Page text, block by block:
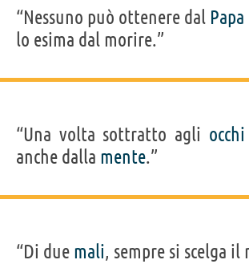
“Nessuno può ottenere dal Papa
lo esima dal morire.”
“Una volta sottratto agli occhi
anche dalla mente.”
“Di due mali, sempre si scelga il